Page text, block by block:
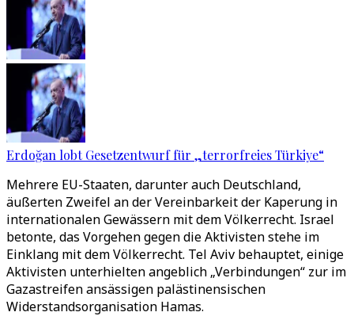
Erdoğan lobt Gesetzentwurf für „terrorfreies Türkiye“
Mehrere EU-Staaten, darunter auch Deutschland,
äußerten Zweifel an der Vereinbarkeit der Kaperung in
internationalen Gewässern mit dem Völkerrecht. Israel
betonte, das Vorgehen gegen die Aktivisten stehe im
Einklang mit dem Völkerrecht. Tel Aviv behauptet, einige
Aktivisten unterhielten angeblich „Verbindungen“ zur im
Gazastreifen ansässigen palästinensischen
Widerstandsorganisation Hamas.